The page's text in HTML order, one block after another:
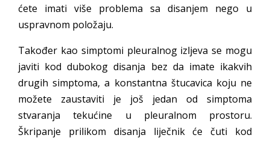
ćete imati više problema sa disanjem nego u
uspravnom položaju.
Također kao simptomi pleuralnog izljeva se mogu
javiti kod dubokog disanja bez da imate ikakvih
drugih simptoma, a konstantna štucavica koju ne
možete zaustaviti je još jedan od simptoma
stvaranja tekućine u pleuralnom prostoru.
Škripanje prilikom disanja liječnik će čuti kod